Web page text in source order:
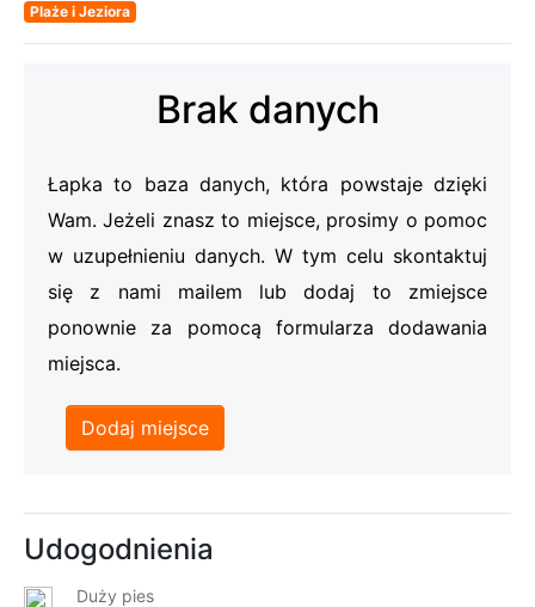
Plaże i Jeziora
Brak danych
Łapka to baza danych, która powstaje dzięki
Wam. Jeżeli znasz to miejsce, prosimy o pomoc
w uzupełnieniu danych. W tym celu skontaktuj
się z nami mailem lub dodaj to zmiejsce
ponownie za pomocą formularza dodawania
miejsca.
Dodaj miejsce
Udogodnienia
Duży pies